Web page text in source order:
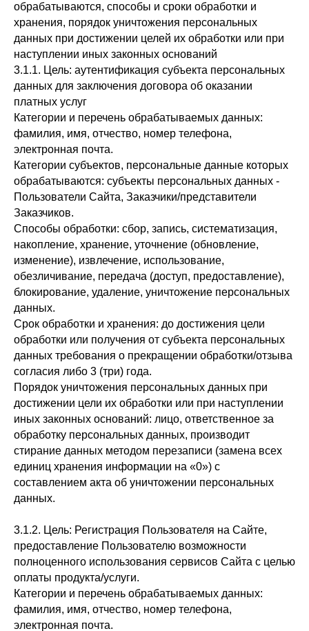
обрабатываются, способы и сроки обработки и
хранения, порядок уничтожения персональных
данных при достижении целей их обработки или при
наступлении иных законных оснований
3.1.1. Цель: аутентификация субъекта персональных
данных для заключения договора об оказании
платных услуг
Категории и перечень обрабатываемых данных:
фамилия, имя, отчество, номер телефона,
электронная почта.
Категории субъектов, персональные данные которых
обрабатываются: субъекты персональных данных -
Пользователи Сайта, Заказчики/представители
Заказчиков.
Способы обработки: сбор, запись, систематизация,
накопление, хранение, уточнение (обновление,
изменение), извлечение, использование,
обезличивание, передача (доступ, предоставление),
блокирование, удаление, уничтожение персональных
данных.
Срок обработки и хранения: до достижения цели
обработки или получения от субъекта персональных
данных требования о прекращении обработки/отзыва
согласия либо 3 (три) года.
Порядок уничтожения персональных данных при
достижении цели их обработки или при наступлении
иных законных оснований: лицо, ответственное за
обработку персональных данных, производит
стирание данных методом перезаписи (замена всех
единиц хранения информации на «0») с
составлением акта об уничтожении персональных
данных.
3.1.2. Цель: Регистрация Пользователя на Сайте,
предоставление Пользователю возможности
полноценного использования сервисов Сайта с целью
оплаты продукта/услуги.
Категории и перечень обрабатываемых данных:
фамилия, имя, отчество, номер телефона,
электронная почта.